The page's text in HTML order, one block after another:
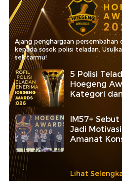
Ajang penghargaan persembahan
kepada sosok polisi teladan.
sekitarmu!
5 Polisi
Hoegeng
Kategori
IM57+
Jadi
Amanat
Lihat